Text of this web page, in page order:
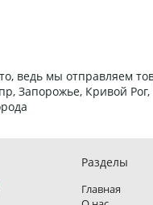
ведь мы отправляем
Запорожье, Кривой
Разделы
Главная